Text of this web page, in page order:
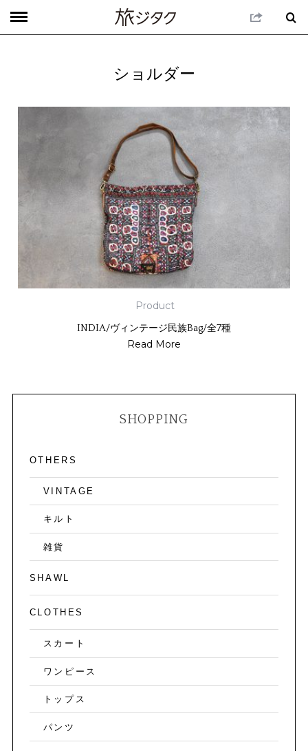
ショルダー
Product
INDIA/ヴィンテージ民族Bag/全7種
Read More
SHOPPING
OTHERS
VINTAGE
キルト
雑貨
SHAWL
CLOTHES
スカート
ワンピース
トップス
パンツ